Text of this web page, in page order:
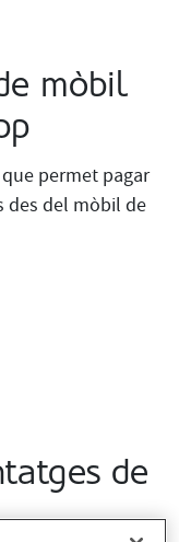
mòbil
permet pagar
des del mòbil de
de